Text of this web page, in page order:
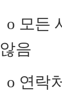
o 모든
않음
o 연락